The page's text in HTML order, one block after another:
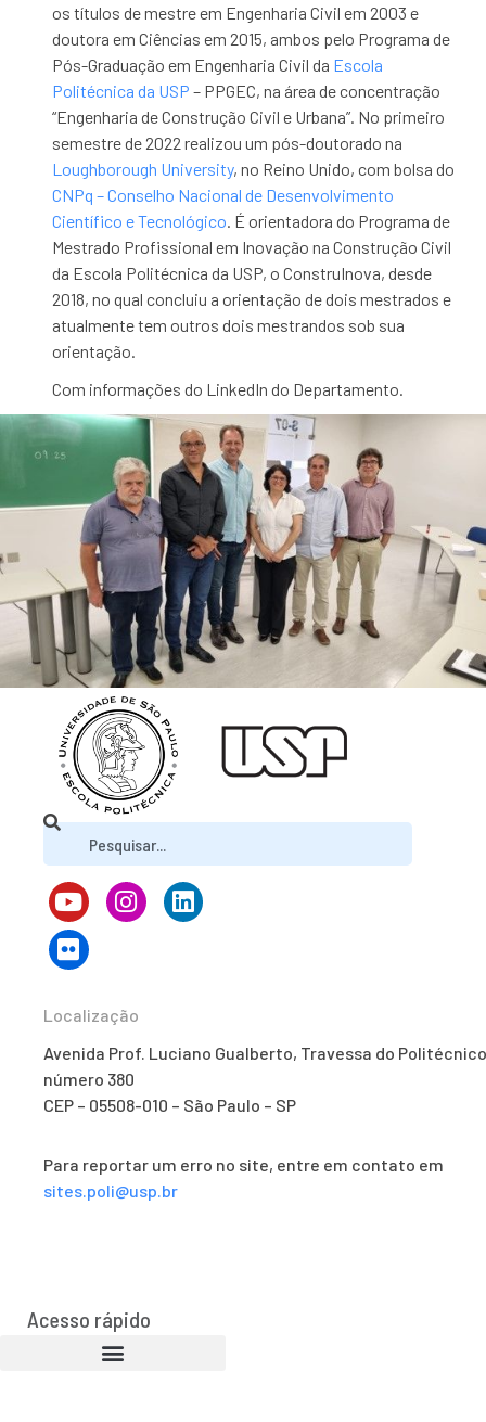
os títulos de mestre em Engenharia Civil em 2003 e
doutora em Ciências em 2015, ambos pelo Programa de
Pós-Graduação em Engenharia Civil da Escola
Politécnica da USP – PPGEC, na área de concentração
“Engenharia de Construção Civil e Urbana”. No primeiro
semestre de 2022 realizou um pós-doutorado na
Loughborough University, no Reino Unido, com bolsa do
CNPq – Conselho Nacional de Desenvolvimento
Científico e Tecnológico. É orientadora do Programa de
Mestrado Profissional em Inovação na Construção Civil
da Escola Politécnica da USP, o ConstruInova, desde
2018, no qual concluiu a orientação de dois mestrados e
atualmente tem outros dois mestrandos sob sua
orientação.
Com informações do LinkedIn do Departamento.
Localização
Avenida Prof. Luciano Gualberto, Travessa do
número 380
CEP – 05508-010 – São Paulo – SP
Para reportar um erro no site, entre em contato em
sites.poli@usp.br
Acesso rápido